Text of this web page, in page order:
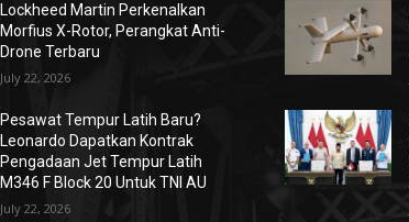
Lockheed Martin Perkenalkan
Morfius X-Rotor, Perangkat Anti-
Drone Terbaru
July 22, 2026
Pesawat Tempur Latih Baru?
Leonardo Dapatkan Kontrak
Pengadaan Jet Tempur Latih
M346 F Block 20 Untuk TNI AU
July 22, 2026